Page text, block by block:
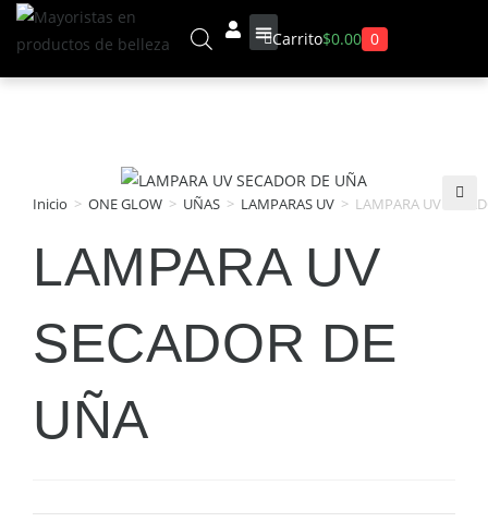
Carrito$0.00 0
Inicio > ONE GLOW > UÑAS > LAMPARAS UV > LAMPARA UV
LAMPARA UV
SECADOR DE
UÑA